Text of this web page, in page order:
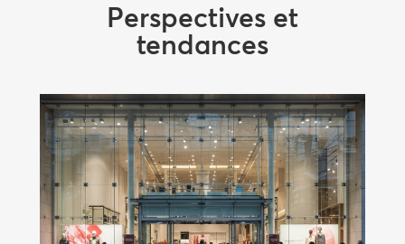
Perspectives et
tendances